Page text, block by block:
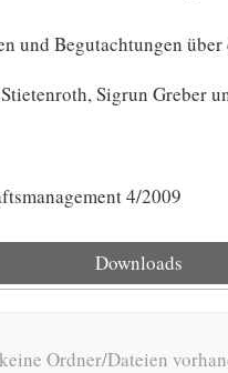
und Begutachtungen
Sigrun Greber
4/2009
Downloads
Ordner/Dateien